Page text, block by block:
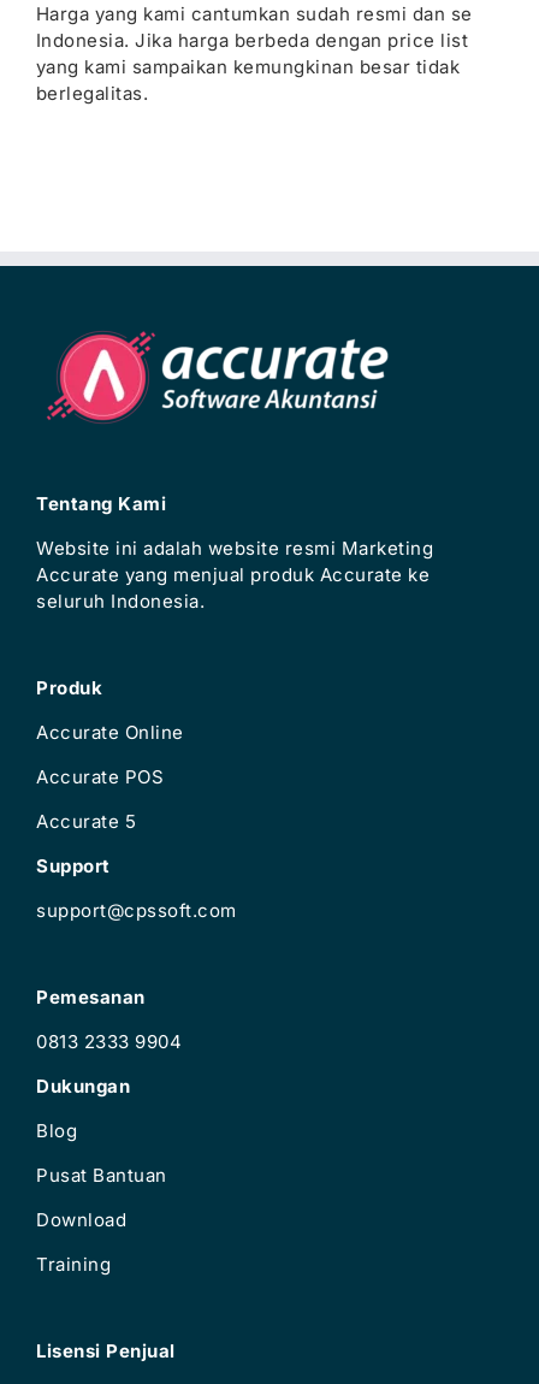
Harga yang kami cantumkan sudah resmi dan se
Indonesia. Jika harga berbeda dengan price list
yang kami sampaikan kemungkinan besar tidak
berlegalitas.
Tentang Kami
Website ini adalah website resmi Marketing
Accurate yang menjual produk Accurate ke
seluruh Indonesia.
Produk
Accurate Online
Accurate POS
Accurate 5
Support
support@cpssoft.com
Pemesanan
0813 2333 9904
Dukungan
Blog
Pusat Bantuan
Download
Training
Lisensi Penjual